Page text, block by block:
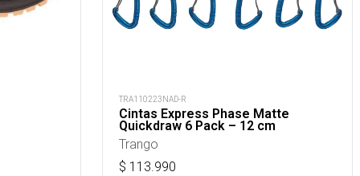
TRA110223NAD-R
Cintas Express Phase Matte
Quickdraw 6 Pack – 12 cm
Trango
$ 113.990